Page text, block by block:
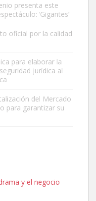
hace menos de un mes,
presenta este
‘Gigantes’
oficial por la calidad
para elaborar la
jurídica al
del Mercado
para garantizar su
y el negocio